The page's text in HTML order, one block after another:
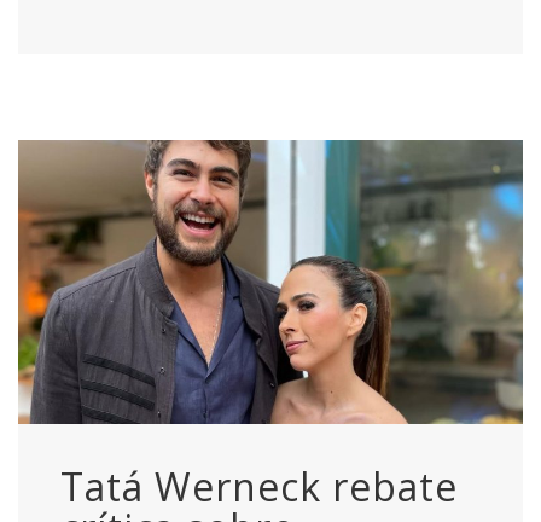
Tatá Werneck rebate